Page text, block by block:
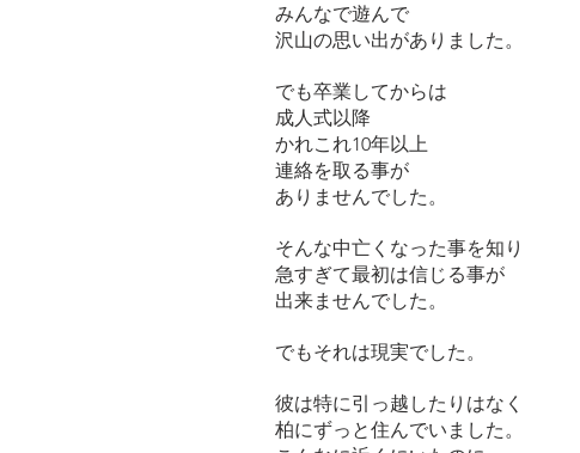
みんなで遊んで
沢山の思い出がありました。
でも卒業してからは
成人式以降
かれこれ10年以上
連絡を取る事が
ありませんでした。
そんな中亡くなった事を知り
急すぎて最初は信じる事が
出来ませんでした。
でもそれは現実でした。
彼は特に引っ越したりはなく
柏にずっと住んでいました。